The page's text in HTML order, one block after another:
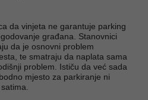
da vinjeta ne garantuje parking
građana. Stanovnici
da je osnovni problem
te smatraju da naplata sama
problem. Ističu da već sada
mjesto za parkiranje ni